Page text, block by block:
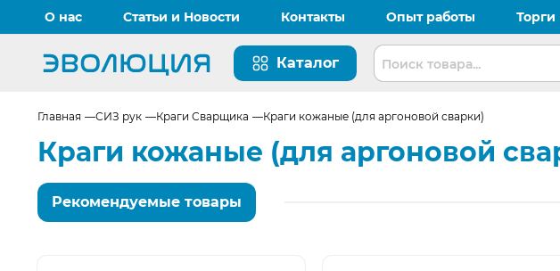
О нас Статьи и Новости Контакты Опыт работы
Перейти на главную страницу
Каталог
Главная СИЗ рук Краги Сварщика Краги кожаные (для аргоновой сварки)
Краги кожаные (для аргоновой
Рекомендуемые товары